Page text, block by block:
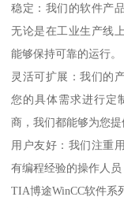
稳定：我们的软件产
无论是在工业生产线
能够保持可靠的运行。
灵活可扩展：我们的
您的具体需求进行定
商，我们都能够为您提
用户友好：我们注重
有编程经验的操作人员
TIA博途WinCC软件系